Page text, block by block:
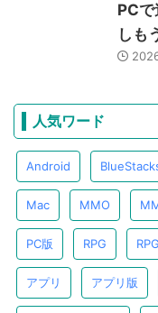
PC
しも
人気ワード
Android
Mac MMO
PC版 RPG
アプリ アプリ版